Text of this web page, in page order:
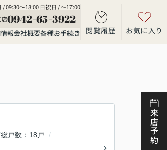
/ 09:30～18:00 日祝日 / ～17:00
店0942-65-3922
報会社概要各種お手続き 閲覧履歴 お気に入り
来店予約
総戸数
18戸